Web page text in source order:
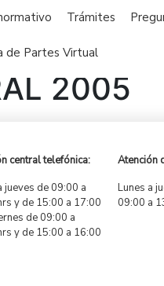
Trámites
de Partes Virtual
2005
central telefónica:
jueves de 09:00 a
y de 15:00 a 17:00
de 09:00 a
y de 15:00 a 16:00
Atención
Lunes a
09:00 a